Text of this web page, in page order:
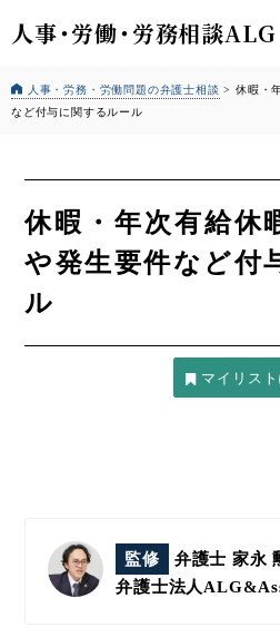
人事・労働・労務相談ALG
人事・労務・労働問題の弁護士相談 >休暇・
など付与に関するルール
休暇・年次有給休
や発生要件など付
ル
監修
弁護士 家永
弁護士法人